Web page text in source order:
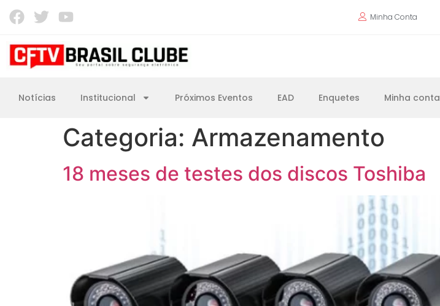
Minha Conta
Notícias Institucional Próximos Eventos EAD Enquetes Minha conta
Categoria: Armazenamento
18 meses de testes dos discos Toshiba